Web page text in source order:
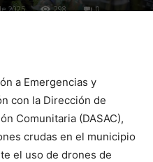
2025 298 0
a Emergencias y
con la Dirección de
Comunitaria (DASAC),
crudas en el municipio
el uso de drones de